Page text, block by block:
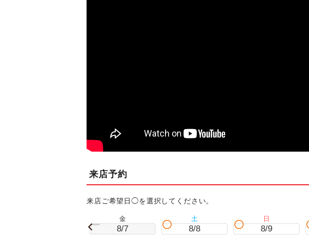
来店予約
来店ご希望日◯を選択してください。
金
8/7
土
8/8
日
8/9